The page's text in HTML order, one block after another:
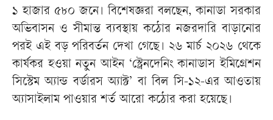
১ হাজার ৫৮০ জনে। বিশেষজ্ঞরা বলছেন, কানাডা সরকার
অভিবাসন ও সীমান্ত ব্যবস্থায় কঠোর নজরদারি বাড়ানোর
পরই এই বড় পরিবর্তন দেখা গেছে। ২৬ মার্চ ২০২৬ থেকে
কার্যকর হওয়া নতুন আইন ‘স্ট্রেনদেনিং কানাডাস ইমিগ্রেশন
সিস্টেম অ্যান্ড বর্ডারস অ্যাক্ট’ বা বিল সি-১২-এর আওতায়
অ্যাসাইলাম পাওয়ার শর্ত আরো কঠোর করা হয়েছে।